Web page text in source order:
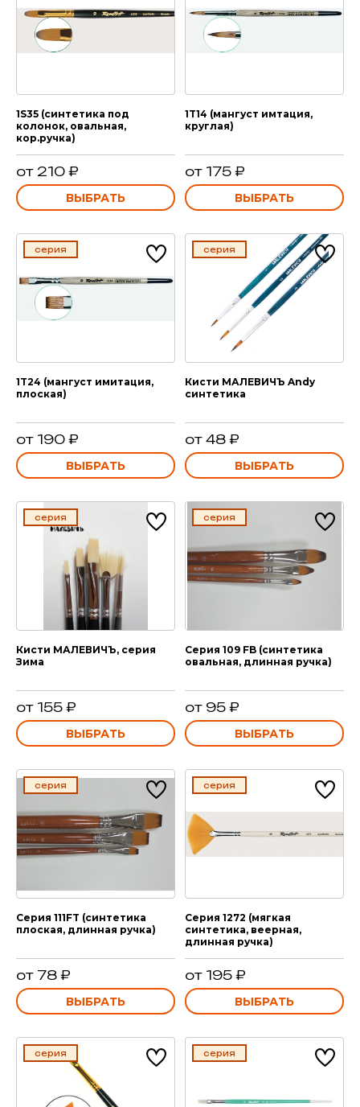
1S35 (синтетика под
колонок, овальная,
кор.ручка)
от 210 ₽
ВЫБРАТЬ
1T14 (мангуст имтация,
круглая)
от 175 ₽
ВЫБРАТЬ
серия
1T24 (мангуст имитация,
плоская)
от 190 ₽
ВЫБРАТЬ
серия
Кисти МАЛЕВИЧЪ Andy
синтетика
от 48 ₽
ВЫБРАТЬ
серия
Кисти МАЛЕВИЧЪ, серия
Зима
от 155 ₽
ВЫБРАТЬ
серия
Серия 109 FB (синтетика
овальная, длинная ручка)
от 95 ₽
ВЫБРАТЬ
серия
Серия 111FT (синтетика
плоская, длинная ручка)
от 78 ₽
ВЫБРАТЬ
серия
Серия 1272 (мягкая
синтетика, веерная,
длинная ручка)
от 195 ₽
ВЫБРАТЬ
серия серия